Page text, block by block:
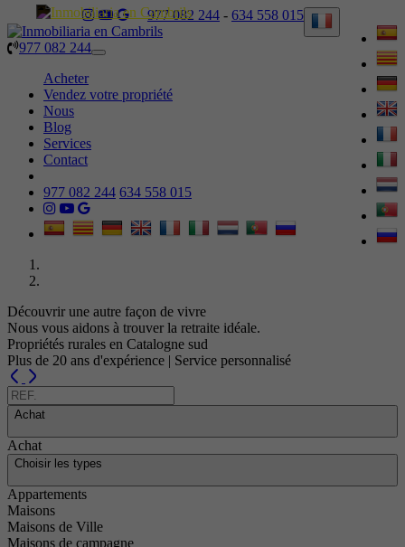
977 082 244 - 634 558 015
977 082 244
Toggle
Acheter
Vendez votre propriété
Nous
Blog
Services
Contact
977 082 244 634 558 015
Découvrir une autre façon de vivre
Nous vous aidons à trouver la retraite idéale.
Propriétés rurales en Catalogne sud
Plus de 20 ans d'expérience | Service personnalisé
Previous
Achat
Achat
Choisir les types
Appartements
Maisons
Maisons de Ville
Maisons de campagne